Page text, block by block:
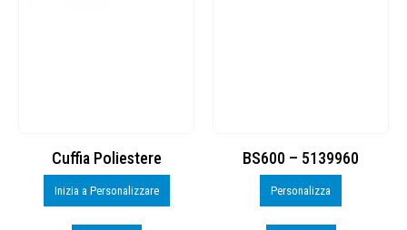
Cuffia Poliestere
Inizia a Personalizzare
BS600 – 5139960
Personalizza